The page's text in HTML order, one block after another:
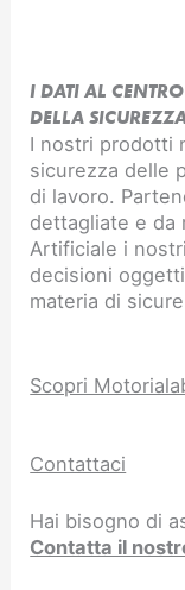
I DATI AL CENTRO
DELLA
I nostri prodotti
sicurezza delle
di lavoro.
dettagliate e da
Artificiale i
decisioni
materia di
Scopri
Contattaci
Hai bisogno di
Contatta il